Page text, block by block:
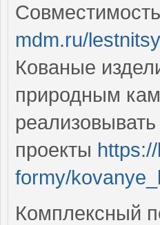
mdm.ru/
Кованые
природным
проекты
formy/
Комплексный